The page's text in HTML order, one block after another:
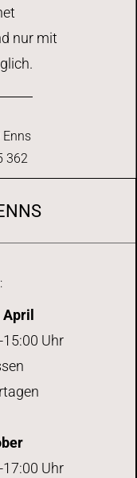
nur mit
362
Uhr
Uhr